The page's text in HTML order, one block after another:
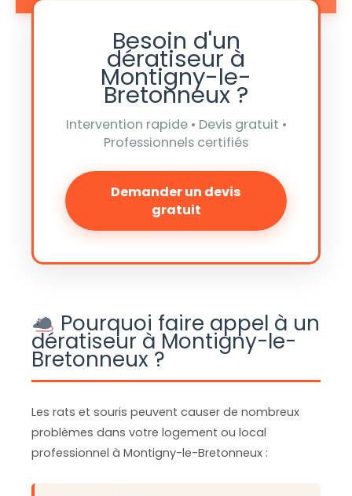
Besoin d'un
dératiseur à
Montigny-le-
Bretonneux ?
Intervention rapide • Devis gratuit •
Professionnels certifiés
Demander un devis
gratuit
Pourquoi faire appel à un
dératiseur à Montigny-le-
Bretonneux ?
Les rats et souris peuvent causer de nombreux
problèmes dans votre logement ou local
professionnel à Montigny-le-Bretonneux :